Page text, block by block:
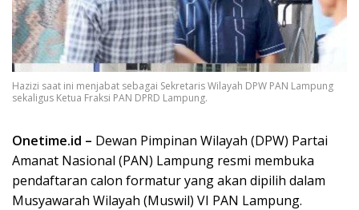
Hazizi saat ini menjabat sebagai Sekretaris Wilayah DPW PAN Lampung
sekaligus Ketua Fraksi PAN DPRD Lampung.
Onetime.id – Dewan Pimpinan Wilayah (DPW) Partai
Amanat Nasional (PAN) Lampung resmi membuka
pendaftaran calon formatur yang akan dipilih dalam
Musyawarah Wilayah (Muswil) VI PAN Lampung.